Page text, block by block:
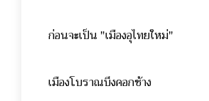
ก่อนจะเป็น "เมืองอุไทยใหม่"
เมืองโบราณบึงคอกช้าง